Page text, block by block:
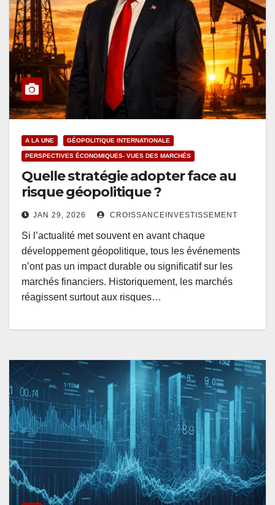
A LA UNE GÉOPOLITIQUE INTERNATIONALE
PERSPECTIVES ÉCONOMIQUES- VUES DES MARCHÉS
Quelle stratégie adopter face au
risque géopolitique ?
JAN 29, 2026 CROISSANCEINVESTISSEMENT
Si l’actualité met souvent en avant chaque
développement géopolitique, tous les événements
n’ont pas un impact durable ou significatif sur les
marchés financiers. Historiquement, les marchés
réagissent surtout aux risques…